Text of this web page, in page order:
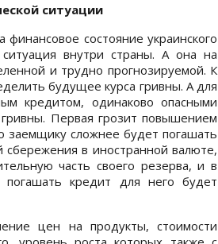
ситуации
состояние украинского
внутри страны. А она на
и трудно прогнозируемой. К
будущее курса гривны. А для
кредитом, одинаково опасными
Первая грозит повышением
заемщику сложнее будет погашать
в иностранной валюте,
часть своего резерва, и в
погашать кредит для него будет
цен на продукты, стоимости